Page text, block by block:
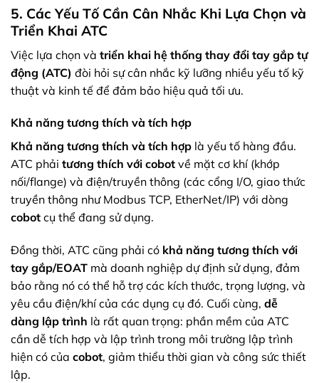
5. Các Yếu Tố Cần Cân Nhắc Khi Lựa Chọn và
Triển Khai ATC
Việc lựa chọn và triển khai hệ thống thay đổi tay gắp tự
động (ATC) đòi hỏi sự cân nhắc kỹ lưỡng nhiều yếu tố kỹ
thuật và kinh tế để đảm bảo hiệu quả tối ưu.
Khả năng tương thích và tích hợp
Khả năng tương thích và tích hợp là yếu tố hàng đầu.
ATC phải tương thích với cobot về mặt cơ khí (khớp
nối/flange) và điện/truyền thông (các cổng I/O, giao thức
truyền thông như Modbus TCP, EtherNet/IP) với dòng
cobot cụ thể đang sử dụng.
Đồng thời, ATC cũng phải có khả năng tương thích với
tay gắp/EOAT mà doanh nghiệp dự định sử dụng, đảm
bảo rằng nó có thể hỗ trợ các kích thước, trọng lượng, và
yêu cầu điện/khí của các dụng cụ đó. Cuối cùng, dễ
dàng lập trình là rất quan trọng: phần mềm của ATC
cần dễ tích hợp và lập trình trong môi trường lập trình
hiện có của cobot, giảm thiểu thời gian và công sức thiết
lập.